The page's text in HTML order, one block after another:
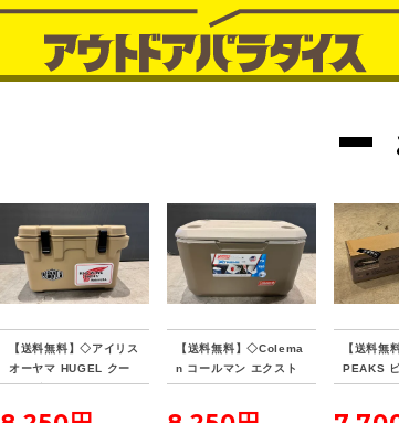
【送料無料】◇アイリス
オーヤマ HUGEL クー
ラーボックス 20L
【送料無料】◇Colema
n コールマン エクスト
リームクーラー 70QT
【送料
PEAKS
ス ファイ